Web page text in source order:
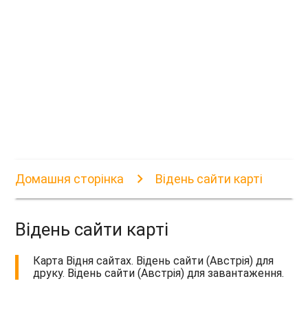
Домашня сторінка Відень сайти карті
Відень сайти карті
Карта Відня сайтах. Відень сайти (Австрія) для
друку. Відень сайти (Австрія) для завантаження.